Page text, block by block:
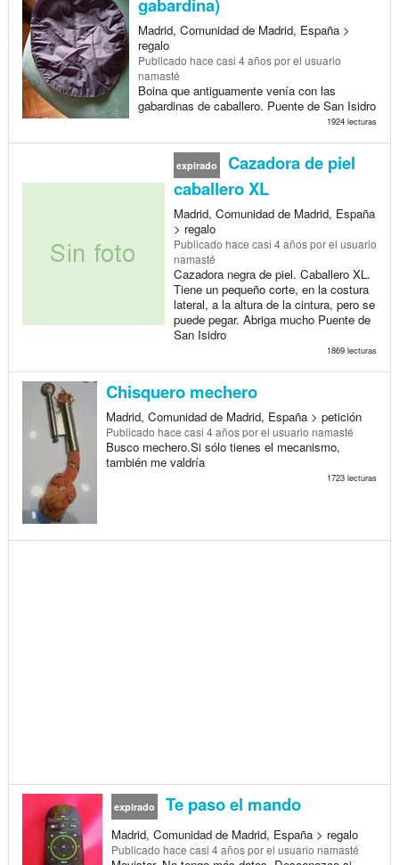
Madrid, Comunidad de Madrid, España >
regalo
Publicado hace casi 4 añospor el usuario
namasté
Boina que antiguamente venía con las
gabardinas de caballero. Puente de San Isidro
1924 lecturas
expirado
Cazadora de piel
caballero XL
Madrid, Comunidad de Madrid, España
> regalo
Publicado hace casi 4 añospor el usuario
namasté
Cazadora negra de piel. Caballero XL.
Tiene un pequeño corte, en la costura
lateral, a la altura de la cintura, pero se
puede pegar. Abriga mucho Puente de
San Isidro
1869 lecturas
Chisquero mechero
Madrid, Comunidad de Madrid, España > petición
Publicado hace casi 4 añospor el usuario namasté
Busco mechero.Si sólo tienes el mecanismo,
también me valdría
1723 lecturas
expirado Te paso el mando
Madrid, Comunidad de Madrid, España > regalo
Publicado hace casi 4 añospor el usuario namasté